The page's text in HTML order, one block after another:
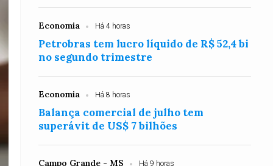
Economia Há 4 horas
Petrobras tem lucro líquido de R$ 52,4 bi
no segundo trimestre
Economia Há 8 horas
Balança comercial de julho tem
superávit de US$ 7 bilhões
Campo Grande - MS Há 9 horas